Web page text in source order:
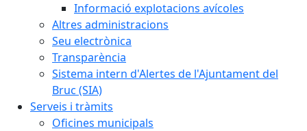
Informació explotacions avícoles
Altres administracions
Seu electrònica
Transparència
Sistema intern d'Alertes de l'Ajuntament del
Bruc (SIA)
Serveis i tràmits
Oficines municipals